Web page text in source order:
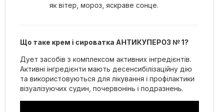
як вітер, мороз, яскраве сонце.
Що таке крем і сироватка АНТИКУПЕРОЗ № 1?
Дует засобів з комплексом активних інгредієнтів.
Активні інгредієнти мають десенсибілізаційну дію
та використовуються для лікування і профілактики
візуалізуючих судин, почервонінь і подразнень.